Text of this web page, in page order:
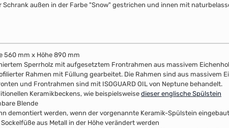
außen in der Farbe "Snow" gestrichen und innen mit
560 mm x Höhe 890 mm
Sperrholz mit aufgesetztem Frontrahmen aus massivem
Rahmen mit Füllung gearbeitet. Die Rahmen sind aus
und Frontrahmen sind mit ISOGUARD OIL von Neptune behandelt.
Keramikbeckens, wie beispielsweisedieser englische Spülstein
Blende
demontiert werden, wenn der vorgenannte Keramik-Spülstein
aus Metall in der Höhe verändert werden